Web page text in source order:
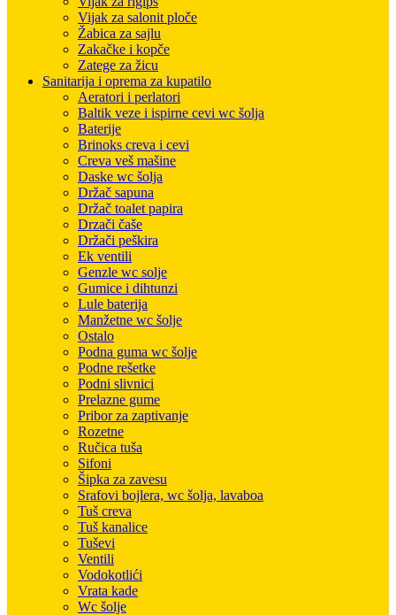
Vijak za salonit ploče
Žabica za sajlu
Zakačke i kopče
Zatege za žicu
Sanitarija i oprema za kupatilo
Aeratori i perlatori
Baltik veze i ispirne cevi wc šolja
Baterije
Brinoks creva i cevi
Creva veš mašine
Daske wc šolja
Držač sapuna
Držač toalet papira
Drzači čaše
Držači peškira
Ek ventili
Genzle wc solje
Gumice i dihtunzi
Lule baterija
Manžetne wc šolje
Ostalo
Podna guma wc šolje
Podne rešetke
Podni slivnici
Prelazne gume
Pribor za zaptivanje
Rozetne
Ručica tuša
Sifoni
Šipka za zavesu
Srafovi bojlera, wc šolja, lavaboa
Tuš creva
Tuš kanalice
Tuševi
Ventili
Vodokotlići
Vrata kade
Wc šolje